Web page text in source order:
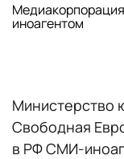
иноагентом
Министерство
Свободная
в РФ СМИ-